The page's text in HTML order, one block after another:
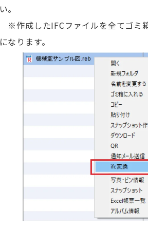
い。
※作成したIFCファイルを全てゴミ
になります。